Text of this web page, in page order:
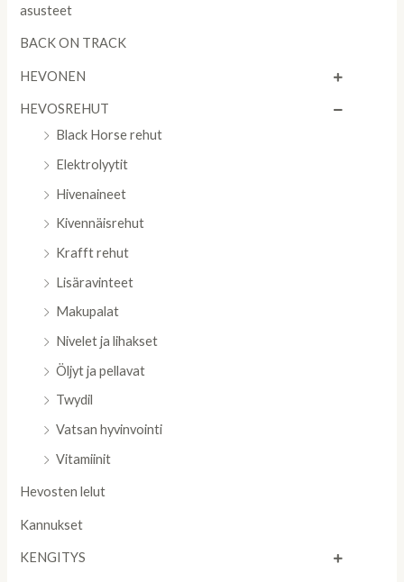
asusteet
BACK ON TRACK
HEVONEN
HEVOSREHUT
Black Horse rehut
Elektrolyytit
Hivenaineet
Kivennäisrehut
Krafft rehut
Lisäravinteet
Makupalat
Nivelet ja lihakset
Öljyt ja pellavat
Twydil
Vatsan hyvinvointi
Vitamiinit
Hevosten lelut
Kannukset
KENGITYS